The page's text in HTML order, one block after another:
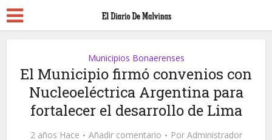
Municipios Bonaerenses
El Municipio firmó convenios con
Nucleoeléctrica Argentina para
fortalecer el desarrollo de Lima
2 años Hace Añadir comentario Por Administrador